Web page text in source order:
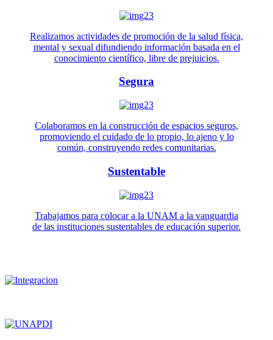
Realizamos actividades de promoción de la salud física,
mental y sexual difundiendo información basada en el
conocimiento científico, libre de prejuicios.
Segura
Colaboramos en la construcción de espacios seguros,
promoviendo el cuidado de lo propio, lo ajeno y lo
común, construyendo redes comunitarias.
Sustentable
Trabajamos para colocar a la UNAM a la vanguardia
de las instituciones sustentables de educación superior.